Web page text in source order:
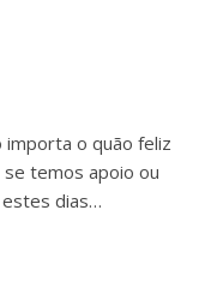
importa o quão feliz
temos apoio ou
dias…